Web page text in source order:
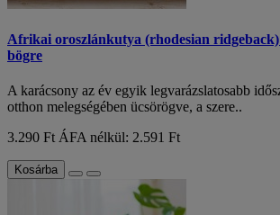
Afrikai oroszlánkutya (rhodesian
bögre
A karácsony az év egyik legvarázslatosabb
otthon melegségében ücsörögve, a szere..
3.290 Ft ÁFA nélkül: 2.591 Ft
Kosárba